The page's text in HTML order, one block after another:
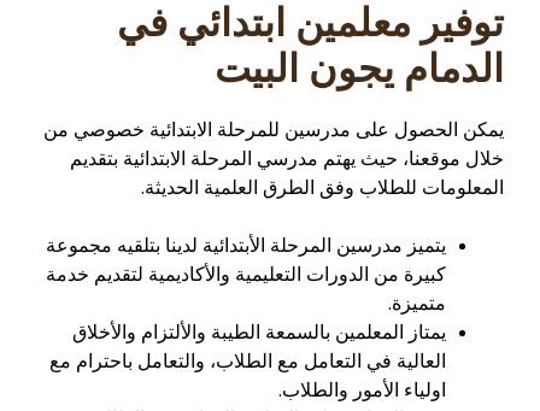
توفير معلمين ابتدائي في
الدمام يجون البيت
يمكن الحصول على مدرسين للمرحلة الابتدائية خصوصي من
خلال موقعنا، حيث يهتم مدرسي المرحلة الابتدائية بتقديم
المعلومات للطلاب وفق الطرق العلمية الحديثة.
يتميز مدرسين المرحلة الأبتدائية لدينا بتلقيه مجموعة
كبيرة من الدورات التعليمية والأكاديمية لتقديم خدمة
متميزة.
يمتاز المعلمين بالسمعة الطيبة والألتزام والأخلاق
العالية في التعامل مع الطلاب، والتعامل باحترام مع
اولياء الأمور والطلاب.